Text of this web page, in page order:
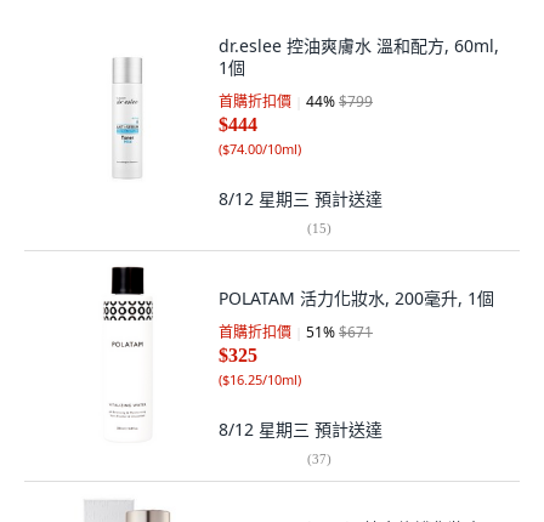
dr.eslee 控油爽膚水 溫和配方, 60ml,
1個
首購折扣價 44%$799
$444
($74.00/10ml)
8/12 星期三 預計送達
(15)
POLATAM 活力化妝水, 200毫升, 1個
首購折扣價 51%$671
$325
($16.25/10ml)
8/12 星期三 預計送達
(37)